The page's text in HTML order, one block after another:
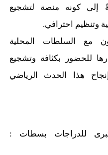
إلى كونه منصة لتشجيع
وتنظيم احترافي.
مع السلطات المحلية
للحضور بكثافة وتشجيع
هذا الحدث الرياضي
للدراجات بسطات :